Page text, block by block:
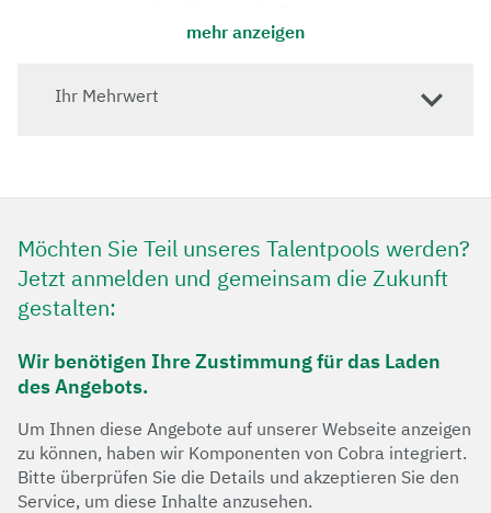
Talente gezielt vernetzen: Wir identifizieren
Programme, Projekte und Teams, um Innovation
und Zusammenarbeit zu fördern.
mehr anzeigen
Ihr Mehrwert
Möchten Sie Teil unseres Talentpools werden?
​Jetzt anmelden und gemeinsam die Zukunft
gestalten:
Wir benötigen Ihre Zustimmung für das Laden
des Angebots.
Um Ihnen diese Angebote auf unserer Webseite anzeigen
zu können, haben wir Komponenten von Cobra integriert.
Bitte überprüfen Sie die Details und akzeptieren Sie den
Service, um diese Inhalte anzusehen.